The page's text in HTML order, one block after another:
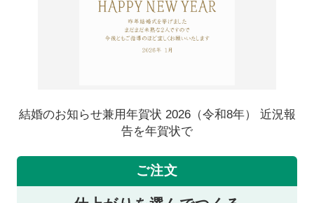
結婚のお知らせ兼用年賀状 2026（令和8年） 近況報
告を年賀状で
ご注文